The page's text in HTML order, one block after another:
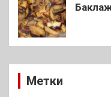
Метки